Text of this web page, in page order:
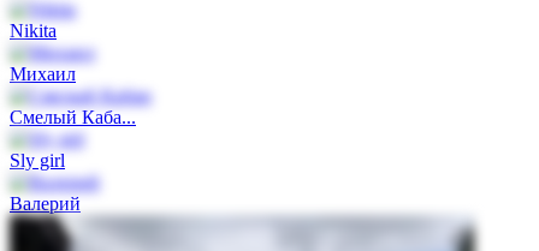
Nikita
Михаил
Смелый Каба...
Sly girl
Валерий